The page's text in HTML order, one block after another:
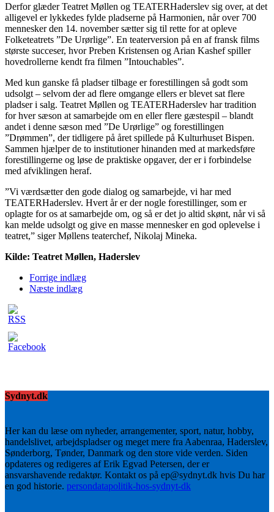
Derfor glæder Teatret Møllen og TEATERHaderslev sig over, at det
alligevel er lykkedes fylde pladserne på Harmonien, når over 700
mennesker den 14. november sætter sig til rette for at opleve
Folketeatrets ”De Urørlige”. En teaterversion på en af fransk films
største succeser, hvor Preben Kristensen og Arian Kashef spiller
hovedrollerne kendt fra filmen ”Intouchables”.
Med kun ganske få pladser tilbage er forestillingen så godt som
udsolgt – selvom der ad flere omgange ellers er blevet sat flere
pladser i salg. Teatret Møllen og TEATERHaderslev har tradition
for hver sæson at samarbejde om en eller flere gæstespil – blandt
andet i denne sæson med ”De Urørlige” og forestillingen
”Drømmen”, der tidligere på året spillede på Kulturhuset Bispen.
Sammen hjælper de to institutioner hinanden med at markedsføre
forestillingerne og løse de praktiske opgaver, der er i forbindelse
med afviklingen heraf.
”Vi værdsætter den gode dialog og samarbejde, vi har med
TEATERHaderslev. Hvert år er der nogle forestillinger, som er
oplagte for os at samarbejde om, og så er det jo altid skønt, når vi så
kan melde udsolgt og give en masse mennesker en god oplevelse i
teatret,” siger Møllens teaterchef, Nikolaj Mineka.
Kilde: Teatret Møllen, Haderslev
Forrige indlæg
Næste indlæg
Sydnyt.dk
Her kan du læse om nyheder, arrangementer, sport, natur, hobby,
handelslivet, arbejdspladser og meget mere fra Aabenraa, Haderslev,
Sønderborg, Tønder, Danmark og den store vide verden. Siden
opdateres og redigeres af Erik Egvad Petersen, der er
ansvarshavende redaktør. Kontakt os på ep@sydnyt.dk hvis Du har
en god historie. persondatapolitik-hos-sydnyt-dk